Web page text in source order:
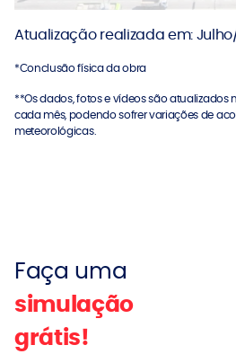
Atualização realizada em:
*Conclusão física da obra
**Os dados, fotos e vídeos são atualizados
cada mês, podendo sofrer variações de
meteorológicas.
Faça uma
simulação
grátis!